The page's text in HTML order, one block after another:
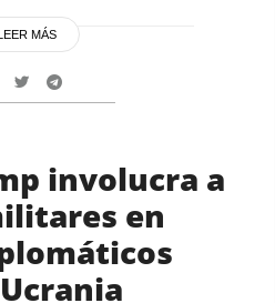
LEER MÁS
involucra a
en